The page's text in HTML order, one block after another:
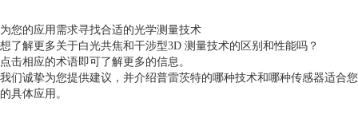
系统集成
节卡
为您的应用需求寻找合适的光学测量技术
想了解更多关于白光共焦和干涉型3D 测量技术的区别和性能吗？
点击相应的术语即可了解更多的信息。
我们诚挚为您提供建议，并介绍普雷茨特的哪种技术和哪种传感器适合您
的具体应用。